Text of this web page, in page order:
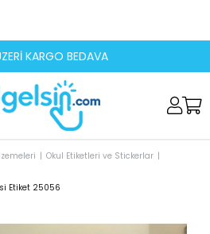
KARGO BEDAVA
Okul Etiketleri ve Stickerlar
Etiket 25056